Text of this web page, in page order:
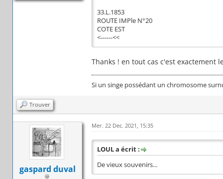
33.L.1853
ROUTE IMPle N°20
COTE EST
<------<<
Thanks ! en tout cas c'est exactement
Si un singe possédant un chromosome
Trouver
gaspard duval
Mer. 22 Dec. 2021, 15:35
LOUL a écrit :
De vieux souvenirs...